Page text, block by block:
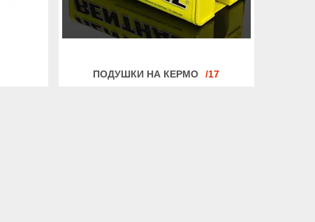
ПОДУШКИ НА КЕРМО 17